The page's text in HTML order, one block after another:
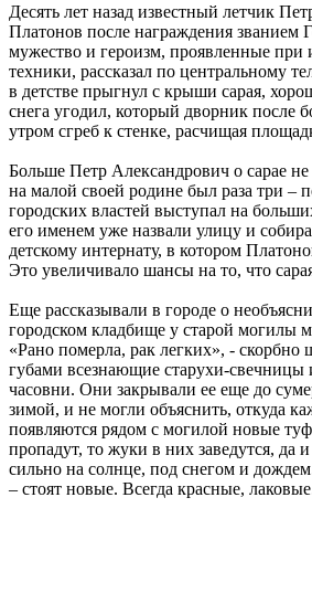
Десять лет назад известный летчик
Платонов после награждения званием
мужество и героизм, проявленные при
техники, рассказал по центральному
в детстве прыгнул с крыши сарая,
снега угодил, который дворник после
утром сгреб к стенке, расчищая
Больше Петр Александрович о сарае
на малой своей родине был раза три –
городских властей выступал на
его именем уже назвали улицу и
детскому интернату, в котором
Это увеличивало шансы на то, что
Еще рассказывали в городе о
городском кладбище у старой могилы
«Рано померла, рак легких», - скорбно
губами всезнающие старухи-свечницы
часовни. Они закрывали ее еще до
зимой, и не могли объяснить, откуда
появляются рядом с могилой новые
пропадут, то жуки в них заведутся, да
сильно на солнце, под снегом и
– стоят новые. Всегда красные,